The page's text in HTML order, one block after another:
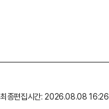
최종편집시간: 2026.08.08 16:26